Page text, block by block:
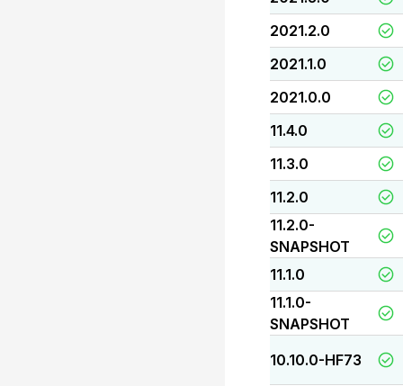
2021.2.0
2021.1.0
2021.0.0
11.4.0
11.3.0
11.2.0
11.2.0-
SNAPSHOT
11.1.0
11.1.0-
SNAPSHOT
10.10.0-HF73